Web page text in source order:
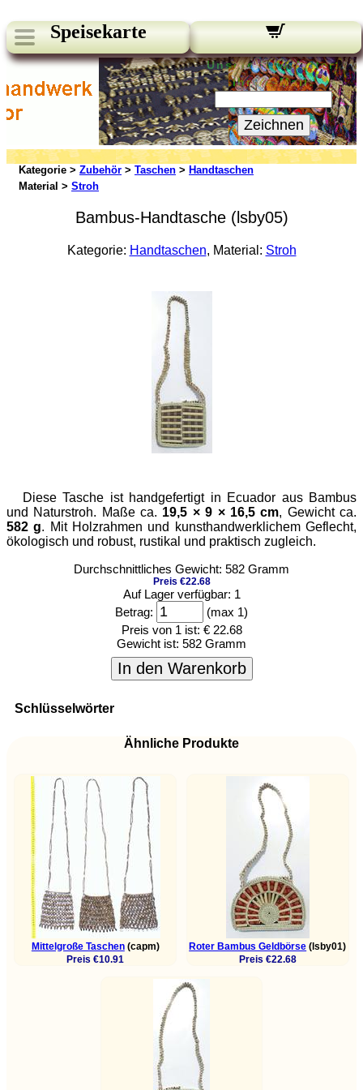
Speisekarte
Unsere Newsletter:
Ihre E-Mail:
Zeichnen
Kategorie > Zubehör > Taschen > Handtaschen
Material > Stroh
Bambus-Handtasche (lsby05)
Kategorie: Handtaschen, Material: Stroh
Diese Tasche ist handgefertigt in Ecuador aus Bambus
und Naturstroh. Maße ca. 19,5 × 9 × 16,5 cm, Gewicht ca.
582 g. Mit Holzrahmen und kunsthandwerklichem Geflecht,
ökologisch und robust, rustikal und praktisch zugleich.
Durchschnittliches Gewicht: 582 Gramm
Preis €22.68
Auf Lager verfügbar: 1
Betrag:
(max 1)
Preis von 1 ist: € 22.68
Gewicht ist: 582 Gramm
In den Warenkorb
Schlüsselwörter
Ähnliche Produkte
Mittelgroße Taschen(capm)
Preis €10.91
Roter Bambus Geldbörse (lsby01)
Preis €22.68